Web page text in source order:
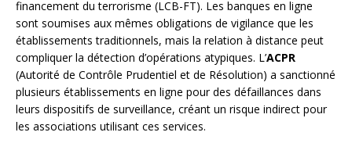
financement du terrorisme (LCB-FT). Les banques en ligne
sont soumises aux mêmes obligations de vigilance que les
établissements traditionnels, mais la relation à distance peut
compliquer la détection d’opérations atypiques. L’ACPR
(Autorité de Contrôle Prudentiel et de Résolution) a sanctionné
plusieurs établissements en ligne pour des défaillances dans
leurs dispositifs de surveillance, créant un risque indirect pour
les associations utilisant ces services.